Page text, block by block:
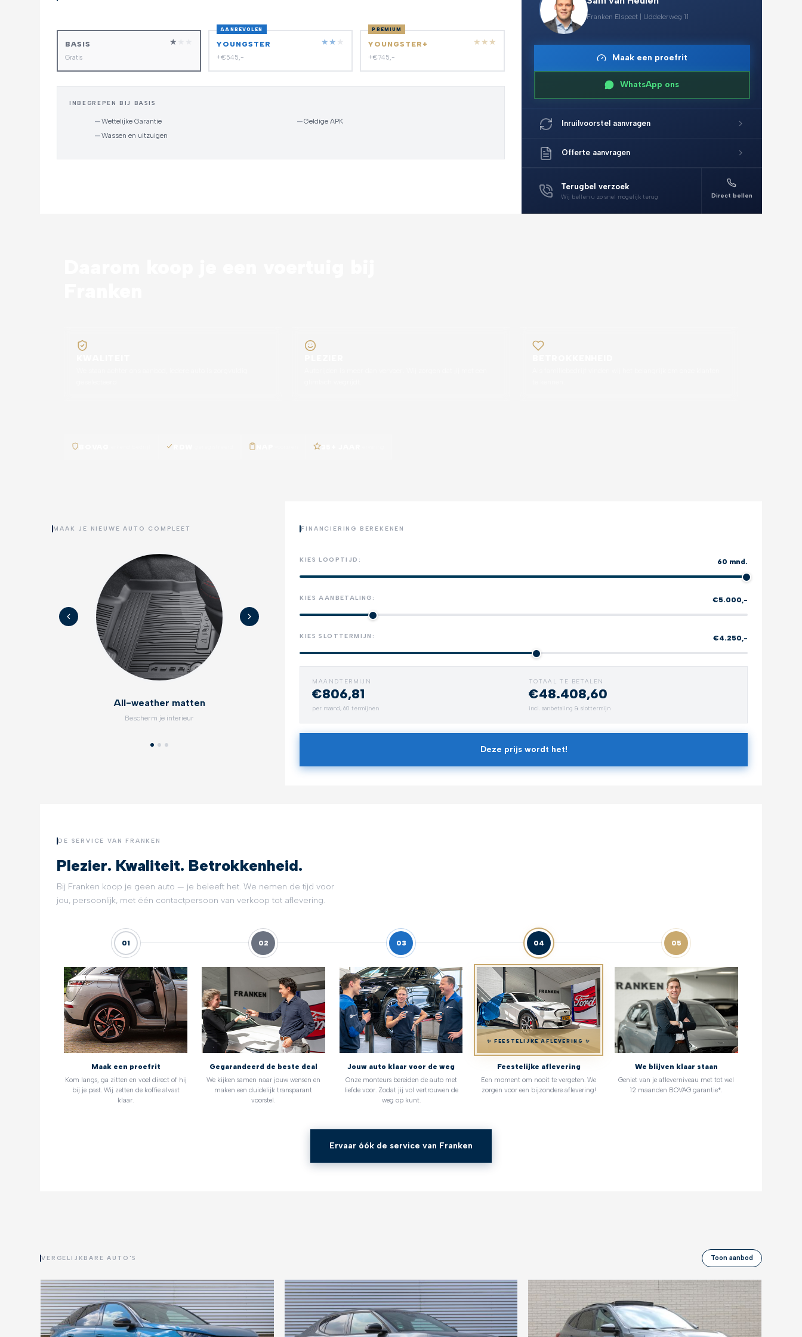
BASIS
Gratis
★
AANBEVOLEN
YOUNGSTER
+€545,-
★★ ★
PREMIUM
YOUNGSTER+
+€745,-
★ ★ ★
INBEGREPEN BIJ BASIS
—Wettelijke Garantie —Geldige APK
—Wassen en uitzuigen
Franken Elspeet | Uddelerweg 11
Maak een proefrit
WhatsApp ons
Inruilvoorstel aanvragen
Offerte aanvragen
Terugbel verzoek
Wij bellen u zo snel mogelijk terug Direct bellen
35+ JAAR
MAAK JE NIEUWE AUTO COMPLEET
All-weather matten
Bescherm je interieur
Verlengde garantie
FINANCIERING BEREKENEN
KIES LOOPTIJD: 60 mnd.
KIES AANBETALING: €5.000,-
KIES SLOTTERMIJN: €4.250,-
MAANDTERMIJN
€806,81
per maand,60 termijnen
TOTAAL TE BETALEN
€48.408,60
incl. aanbetaling & slottermijn
Deze prijs wordt het!
DE SERVICE VAN FRANKEN
Plezier. Kwaliteit. Betrokkenheid.
Bij Franken koop je geen auto — je beleeft het. We nemen de tijd voor
jou, persoonlijk, met één contactpersoon van verkoop tot aflevering.
01
Maak een proefrit
Kom langs, ga zitten en voel direct of hij
bij je past. Wij zetten de koffie alvast
klaar.
02
Gegarandeerd de beste deal
We kijken samen naar jouw wensen en
maken een duidelijk transparant
voorstel.
03
Jouw auto klaar voor de weg
Onze monteurs bereiden de auto met
liefde voor. Zodat jij vol vertrouwen de
weg op kunt.
04
✨ FEESTELIJKE AFLEVERING ✨
Feestelijke aflevering
Een moment om nooit te vergeten. We
zorgen voor een bijzondere aflevering!
05
We blijven klaar staan
Geniet van je afleverniveau met tot wel
12 maanden BOVAG garantie*.
Ervaar óók de service van Franken
VERGELIJKBARE AUTO'S Toon aanbod